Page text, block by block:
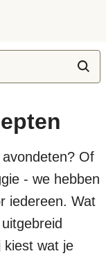
Of
- we hebben
iedereen. Wat
kiest wat je